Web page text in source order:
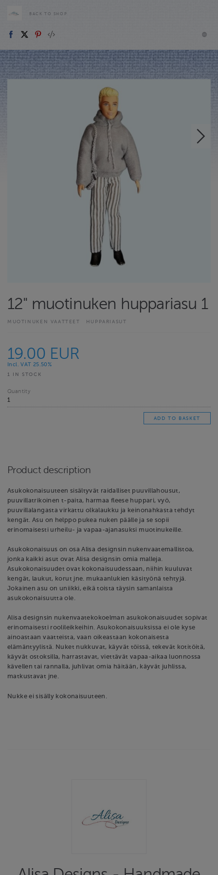
BACK TO SHOP
12" muotinuken huppariasu 1
MUOTINUKEN VAATTEET HUPPARIASUT
19.00 EUR
Incl. VAT 25.50%
1 IN STOCK
Quantity
Product description
Asukokonaisuuteen sisältyvät raidalliset puuvillahousut,
puuvillatrikoinen t-paita, harmaa fleese huppari, vyö,
puuvillalangasta virkattu olkalaukku ja keinonahkasta tehdyt
kengät. Asu on helppo pukea nuken päälle ja se sopii
erinomaisesti urheilu- ja vapaa-ajanasuksi muotinukeille.
Asukokonaisuus on osa Alisa designsin nukenvaatemallistoa,
jonka kaikki asut ovat Alisa designsin omia malleja.
Asukokonaisuudet ovat kokonaisuudessaan, niihin kuuluvat
kengät, laukut, korut jne. mukaanlukien käsityönä tehtyjä.
Jokainen asu on uniikki, eikä toista täysin samanlaista
asukokonaisuutta ole.
Alisa designsin nukenvaatekokoelman asukokonaisuudet sopivat
erinomaisesti roolileikkeihin. Asukokonaisuuksissa ei ole kyse
ainoastaan vaatteista, vaan oikeastaan kokonaisesta
elämäntyylistä. Nuket nukkuvat, käyvät töissä, tekevät kotitöitä,
käyvät ostoksilla, harrastavat, viettävät vapaa-aikaa luonnossa
kävellen tai rannalla, juhlivat omia häitään, käyvät juhlissa,
matkustavat jne.
Nukke ei sisälly kokonaisuuteen.